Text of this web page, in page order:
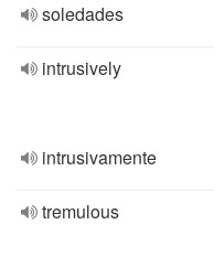
soledades
intrusively
intrusivamente
tremulous